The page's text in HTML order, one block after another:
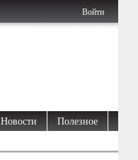
Войти
Новости Полезное